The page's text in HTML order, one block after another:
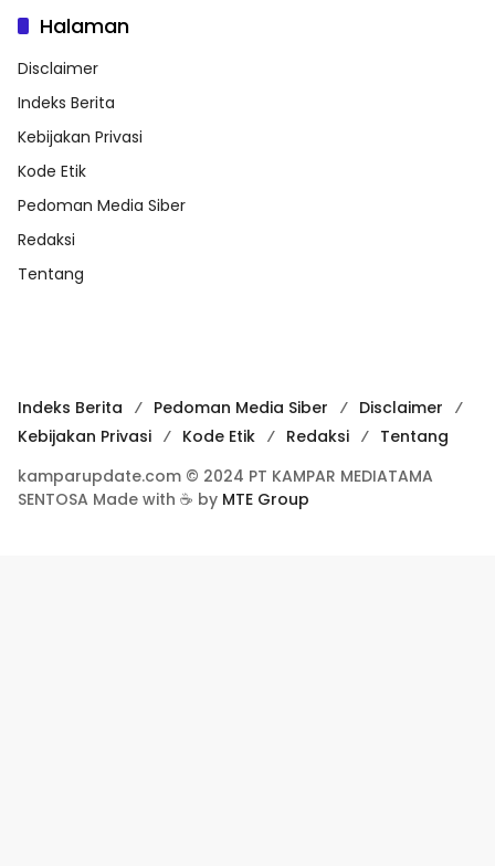
Halaman
Disclaimer
Indeks Berita
Kebijakan Privasi
Kode Etik
Pedoman Media Siber
Redaksi
Tentang
Indeks Berita Pedoman Media Siber
Disclaimer
Kebijakan Privasi
Kode Etik Redaksi
Tentang
kamparupdate.com © 2024 PT KAMPAR MEDIATAMA
SENTOSA Made with ☕ by MTE Group